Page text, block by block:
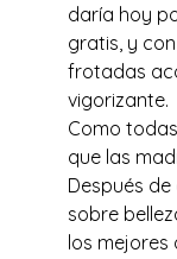
daría hoy
gratis, y
frotadas
vigorizante.
Como
que las
Después
sobre
los mejores